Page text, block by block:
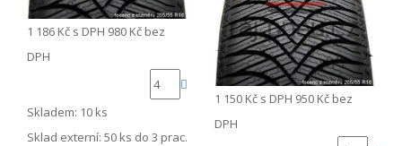
1 186 Kč s DPH 980 Kč bez
DPH
Skladem: 10 ks
Sklad externí: 50 ks do 3 prac.
1 150 Kč s DPH 950 Kč bez
DPH